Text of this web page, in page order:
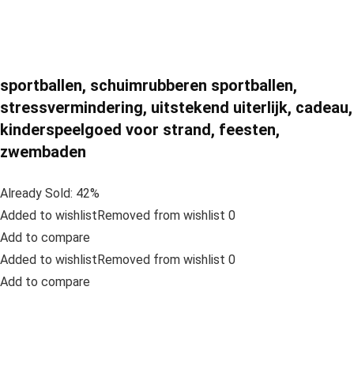
sportballen, schuimrubberen sportballen,
stressvermindering, uitstekend uiterlijk, cadeau,
kinderspeelgoed voor strand, feesten,
zwembaden
Already Sold: 42%
Added to wishlistRemoved from wishlist 0
Add to compare
Added to wishlistRemoved from wishlist 0
Add to compare